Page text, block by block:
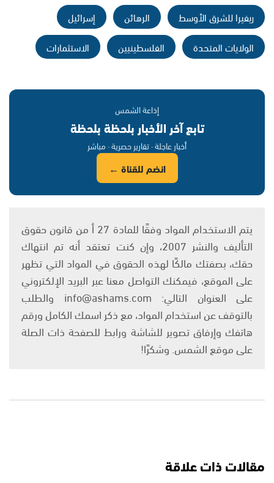
ريفيرا للشرق الأوسط
الرهائن
إسرائيل
الولايات المتحدة
الفلسطينيين الاستثمارات
إذاعة الشمس
تابع آخر الأخبار بلحظة بلحظة
أخبار عاجلة · تقارير حصرية · مباشر
انضم للقناة ←
يتم الاستخدام المواد وفقًا للمادة 27 أ من قانون حقوق
التأليف والنشر 2007، وإن كنت تعتقد أنه تم انتهاك
حقك، بصفتك مالكًا لهذه الحقوق في المواد التي تظهر
على الموقع، فيمكنك التواصل معنا عبر البريد الإلكتروني
على العنوان التالي: info@ashams.com والطلب
بالتوقف عن استخدام المواد، مع ذكر اسمك الكامل ورقم
هاتفك وإرفاق تصوير للشاشة ورابط للصفحة ذات الصلة
على موقع الشمس. وشكرًا!
مقالات ذات علاقة